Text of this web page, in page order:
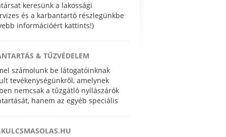
keresünk a lakossági
és a karbantartó részlegünkbe
információért kattints!)
& TŰZVÉDELEM
számolunk be látogatóinknak
tevékenységünkről, amelynek
nemcsak a tűzgátló nyílászárók
hanem az egyéb speciális